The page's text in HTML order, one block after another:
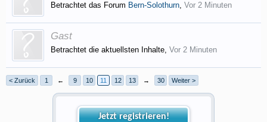
Betrachtet das Forum Bern-Solothurn, Vor 2 Minuten
Gast
Betrachtet die aktuellsten Inhalte, Vor 2 Minuten
< Zurück 1 ← 9 10 11 12 13 → 30 Weiter >
Jetzt registrieren!